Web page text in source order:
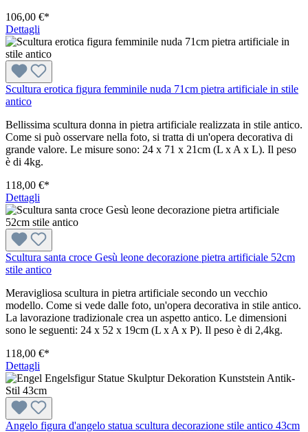
106,00 €*
Dettagli
Scultura erotica figura femminile nuda 71cm pietra artificiale in stile
antico
Bellissima scultura donna in pietra artificiale realizzata in stile antico.
Come si può osservare nella foto, si tratta di un'opera decorativa di
grande valore. Le misure sono: 24 x 71 x 21cm (L x A x L). Il peso
è di 4kg.
118,00 €*
Dettagli
Scultura santa croce Gesù leone decorazione pietra artificiale 52cm
stile antico
Meravigliosa scultura in pietra artificiale secondo un vecchio
modello. Come si vede dalle foto, un'opera decorativa in stile antico.
La lavorazione tradizionale crea un aspetto antico. Le dimensioni
sono le seguenti: 24 x 52 x 19cm (L x A x P). Il peso è di 2,4kg.
118,00 €*
Dettagli
Angelo figura d'angelo statua scultura decorazione stile antico 43cm